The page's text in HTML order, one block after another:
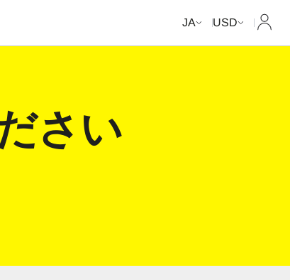
JA USD マイ
さい